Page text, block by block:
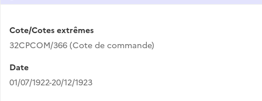
Cote/Cotes extrêmes
32CPCOM/366 (Cote de commande)
Date
01/07/1922-20/12/1923